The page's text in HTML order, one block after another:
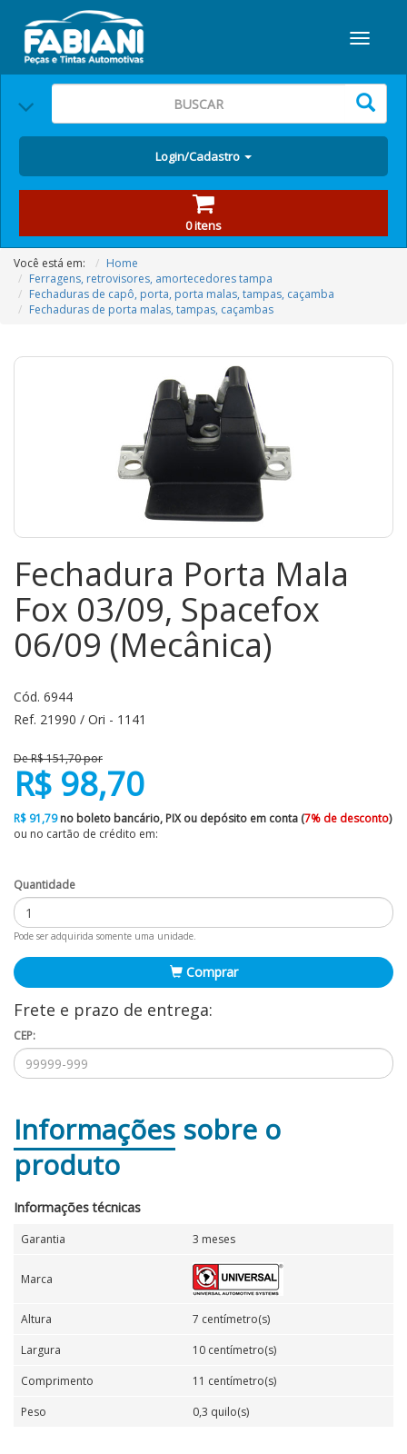
Login/Cadastro
0 itens
Você está em:
Home
Ferragens, retrovisores, amortecedores tampa
Fechaduras de capô, porta, porta malas, tampas, caçamba
Fechaduras de porta malas, tampas, caçambas
Fechadura Porta Mala
Fox 03/09, Spacefox
06/09 (Mecânica)
Cód. 6944
Ref. 21990 / Ori - 1141
De R$ 151,70 por
R$ 98,70
R$ 91,79no boleto bancário, PIX ou depósito em conta (7% de desconto)
ou no cartão de crédito em:
Quantidade
Pode ser adquirida somente uma unidade.
Comprar
Frete e prazo de entrega:
CEP:
Informações sobre o
produto
Informações técnicas
Garantia 3 meses
Marca
Altura
7 centímetro(s)
Largura
10 centímetro(s)
Comprimento
11 centímetro(s)
Peso
0,3 quilo(s)